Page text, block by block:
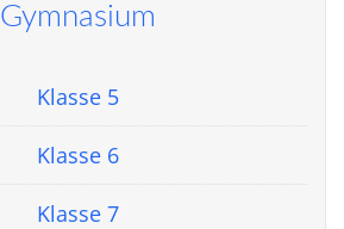
Gymnasium
Klasse 5
Klasse 6
Klasse 7